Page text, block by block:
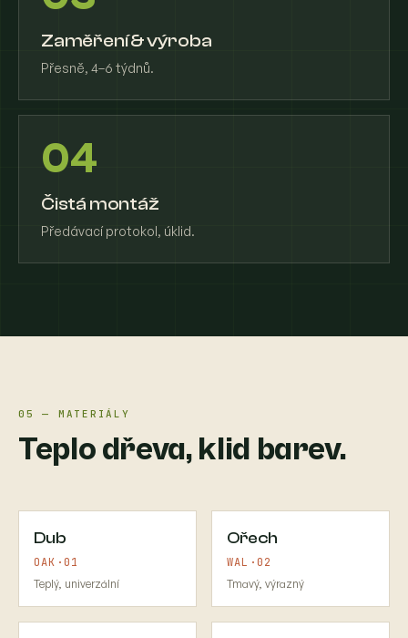
Zaměření & výroba
Přesně, 4–6 týdnů.
04
Čistá montáž
Předávací protokol, úklid.
05 — MATERIÁLY
Teplo dřeva, klid barev.
Dub
OAK·01
Teplý, univerzální
Ořech
WAL·02
Tmavý, výrazný